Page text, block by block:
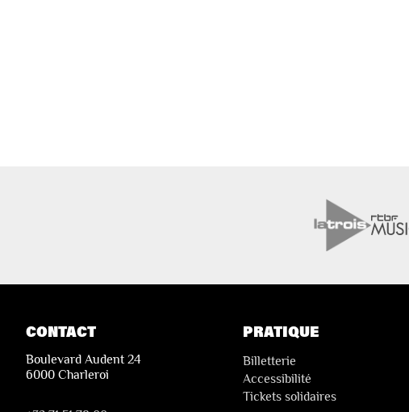
CONTACT
Boulevard Audent 24
6000 Charleroi
PRATIQUE
Billetterie
Accessibilité
Tickets solidaires